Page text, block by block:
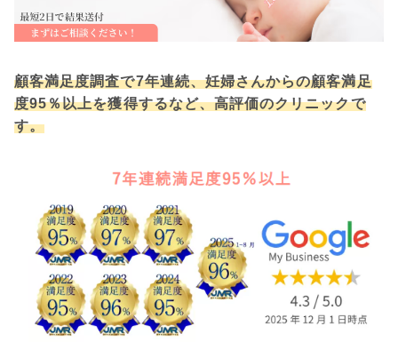
顧客満足度調査で7年連続、妊婦さんからの顧客満足
度95％以上を獲得するなど、高評価のクリニックで
す。